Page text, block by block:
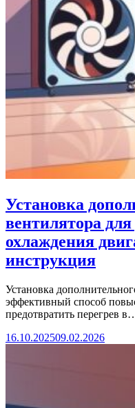
Установка
вентилятора
охлаждения
инструкция
Установка
эффективный способ
предотвратить перегрев
16.10.202509.02.2026